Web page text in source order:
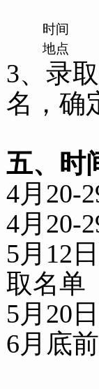
时间
地点
3、录
名，确
五、时
4月 20-2
4月 20-2
5月 12
取名单
5月 20 日
6月底